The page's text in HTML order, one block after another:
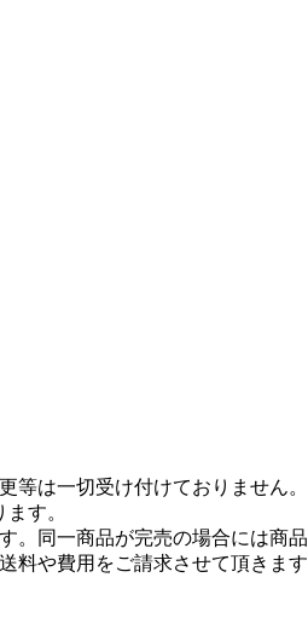
等は一切受け付けておりません。
す。
。同一商品が完売の場合には商
料や費用をご請求させて頂きま